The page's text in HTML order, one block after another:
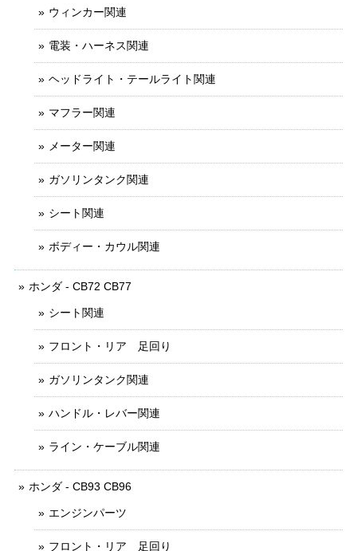
ウィンカー関連
電装・ハーネス関連
ヘッドライト・テールライト関連
マフラー関連
メーター関連
ガソリンタンク関連
シート関連
ボディー・カウル関連
ホンダ - CB72 CB77
シート関連
フロント・リア 足回り
ガソリンタンク関連
ハンドル・レバー関連
ライン・ケーブル関連
ホンダ - CB93 CB96
エンジンパーツ
フロント・リア 足回り